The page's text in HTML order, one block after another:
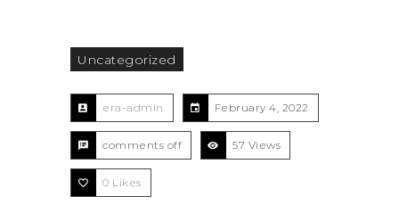
Uncategorized
era-admin February 4, 2022
comments off 57 Views
0 Likes